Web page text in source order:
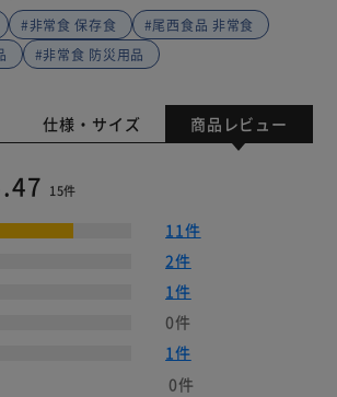
#非常食 保存食
#尾西食品 非常食
#非常食 防災用品
仕様・サイズ 商品レビュー
15件
11件
2件
1件
0件
1件
0件